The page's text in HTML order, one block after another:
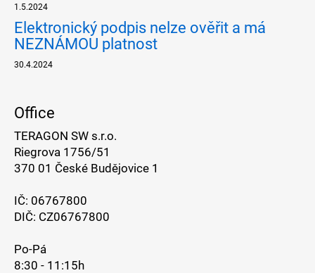
1.5.2024
Elektronický podpis nelze ověřit a má
NEZNÁMOU platnost
30.4.2024
Office
TERAGON SW s.r.o.
Riegrova 1756/51
370 01 České Budějovice 1
IČ: 06767800
DIČ: CZ06767800
Po-Pá
8:30 - 11:15h